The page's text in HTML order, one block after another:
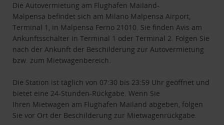
Die Autovermietung am Flughafen Mailand-
Malpensa befindet sich am Milano Malpensa Airport,
Terminal 1, in Malpensa Ferno 21010. Sie finden Avis am
Ankunftsschalter in Terminal 1 oder Terminal 2. Folgen Sie
nach der Ankunft der Beschilderung zur Autovermietung
bzw. zum Mietwagenbereich.
Die Station ist täglich von 07:30 bis 23:59 Uhr geöffnet und
bietet eine 24-Stunden-Rückgabe. Wenn Sie
Ihren Mietwagen am Flughafen Mailand abgeben, folgen
Sie vor Ort der Beschilderung zur Mietwagenrückgabe.